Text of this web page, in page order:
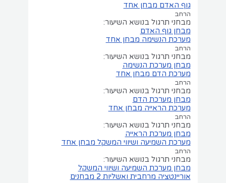
גוף האדםמבחן אחד
הרחב
מבחני תרגול בנושא השיעור:
מבחן גוף האדם
מערכת הנשימהמבחן אחד
הרחב
מבחני תרגול בנושא השיעור:
מבחן מערכת הנשימה
מערכת הדםמבחן אחד
הרחב
מבחני תרגול בנושא השיעור:
מבחן מערכת הדם
מערכת הראייהמבחן אחד
הרחב
מבחני תרגול בנושא השיעור:
מבחן מערכת הראייה
מערכת השמיעה ושיווי המשקלמבחן אחד
הרחב
מבחני תרגול בנושא השיעור:
מבחן מערכת השמיעה ושיווי המשקל
אוריינטציה מרחבית ואשליות2 מבחנים